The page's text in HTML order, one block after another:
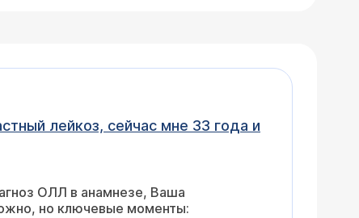
лейкоз, сейчас мне 33 года и
ОЛЛ в анамнезе, Ваша
но ключевые моменты: